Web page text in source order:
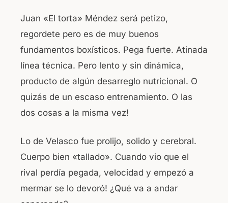
Juan «El torta» Méndez será petizo,
regordete pero es de muy buenos
fundamentos boxísticos. Pega fuerte. Atinada
línea técnica. Pero lento y sin dinámica,
producto de algún desarreglo nutricional. O
quizás de un escaso entrenamiento. O las
dos cosas a la misma vez!
Lo de Velasco fue prolijo, solido y cerebral.
Cuerpo bien «tallado». Cuando vio que el
rival perdía pegada, velocidad y empezó a
mermar se lo devoró! ¿Qué va a andar